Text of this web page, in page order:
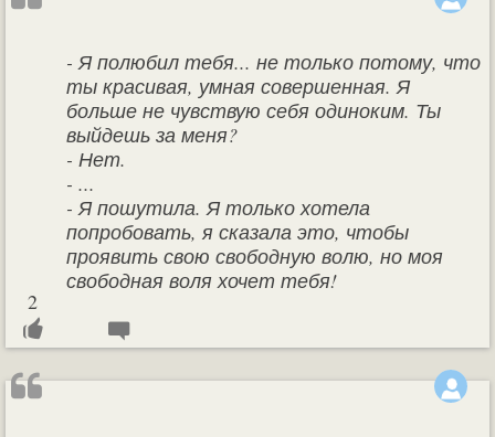
- Я полюбил тебя... не только потому, что
ты красивая, умная совершенная. Я
больше не чувствую себя одиноким. Ты
выйдешь за меня?
- Нет.
- ...
- Я пошутила. Я только хотела
попробовать, я сказала это, чтобы
проявить свою свободную волю, но моя
свободная воля хочет тебя!
2